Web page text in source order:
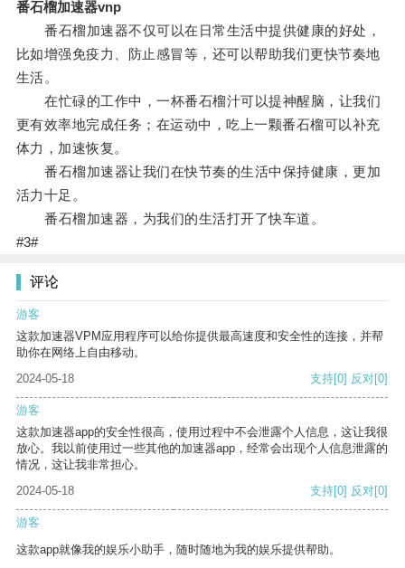
番石榴加速器vnp
番石榴加速器不仅可以在日常生活中提供健康的好处，
比如增强免疫力、防止感冒等，还可以帮助我们更快节奏地
生活。
在忙碌的工作中，一杯番石榴汁可以提神醒脑，让我们
更有效率地完成任务；在运动中，吃上一颗番石榴可以补充
体力，加速恢复。
番石榴加速器让我们在快节奏的生活中保持健康，更加
活力十足。
番石榴加速器，为我们的生活打开了快车道。
#3#
评论
游客
这款加速器VPM应用程序可以给你提供最高速度和安全性的连接，并帮
助你在网络上自由移动。
2024-05-18
支持[0] 反对[0]
游客
这款加速器app的安全性很高，使用过程中不会泄露个人信息，这让我很
放心。我以前使用过一些其他的加速器app，经常会出现个人信息泄露的
情况，这让我非常担心。
2024-05-18
支持[0] 反对[0]
游客
这款app就像我的娱乐小助手，随时随地为我的娱乐提供帮助。